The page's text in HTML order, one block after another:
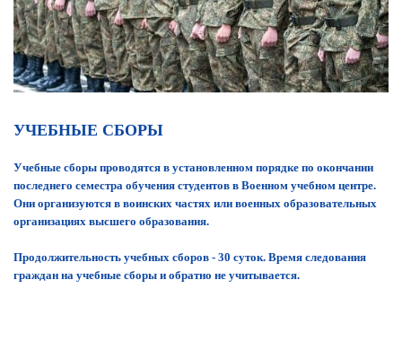
УЧЕБНЫЕ СБОРЫ
Учебные сборы проводятся в установленном порядке по окончании
последнего семестра обучения студентов в Военном учебном центре.
Они организуются в воинских частях или военных образовательных
организациях высшего образования.
Продолжительность учебных сборов - 30 суток. Время следования
граждан на учебные сборы и обратно не учитывается.